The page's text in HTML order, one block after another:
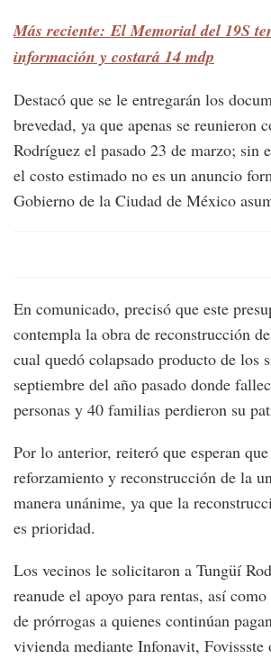
Más reciente: El Memorial del 19S
información y costará 14 mdp
Destacó que se le entregarán los
brevedad, ya que apenas se reunieron
Rodríguez el pasado 23 de marzo; sin
el costo estimado no es un anuncio
Gobierno de la Ciudad de México
En comunicado, precisó que este
contempla la obra de reconstrucción
cual quedó colapsado producto de los
septiembre del año pasado donde
personas y 40 familias perdieron su
Por lo anterior, reiteró que esperan
reforzamiento y reconstrucción de la
manera unánime, ya que la
es prioridad.
Los vecinos le solicitaron a Tungüí
reanude el apoyo para rentas, así
de prórrogas a quienes continúan
vivienda mediante Infonavit, Fovissste